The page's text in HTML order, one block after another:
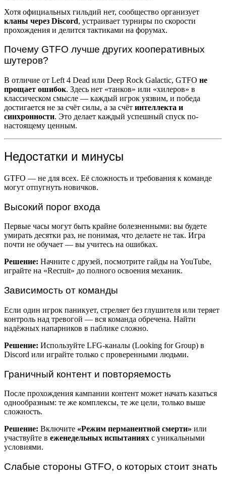
Хотя официальных гильдий нет, сообщество организует
кланы через Discord, устраивает турниры по скорости
прохождения и делится тактиками на форумах.
Почему GTFO лучше других кооперативных
шутеров?
В отличие от Left 4 Dead или Deep Rock Galactic, GTFO не
прощает ошибок. Здесь нет «танков» или «хилеров» в
классическом смысле — каждый игрок уязвим, и победа
достигается не за счёт силы, а за счёт интеллекта и
синхронности. Это делает каждый успешный спуск по-
настоящему ценным.
Недостатки и минусы
GTFO — не для всех. Её сложность и требования к команде
могут отпугнуть новичков.
Высокий порог входа
Первые часы могут быть крайне болезненными: вы будете
умирать десятки раз, не понимая, что делаете не так. Игра
почти не обучает — вы учитесь на ошибках.
Решение: Начните с друзей, посмотрите гайды на YouTube,
играйте на «Recruit» до полного освоения механик.
Зависимость от команды
Если один игрок паникует, стреляет без глушителя или теряет
контроль над тревогой — вся команда обречена. Найти
надёжных напарников в паблике сложно.
Решение: Используйте LFG-каналы (Looking for Group) в
Discord или играйте только с проверенными людьми.
Граничный контент и повторяемость
После прохождения кампании контент может начать казаться
однообразным: те же комплексы, те же цели, только выше
сложность.
Решение: Включите «Режим перманентной смерти» или
участвуйте в еженедельных испытаниях с уникальными
условиями.
Слабые стороны GTFO, о которых стоит знать